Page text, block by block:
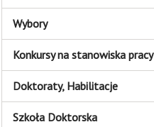
Wybory
Konkursy na stanowiska pracy
Doktoraty, Habilitacje
Szkoła Doktorska